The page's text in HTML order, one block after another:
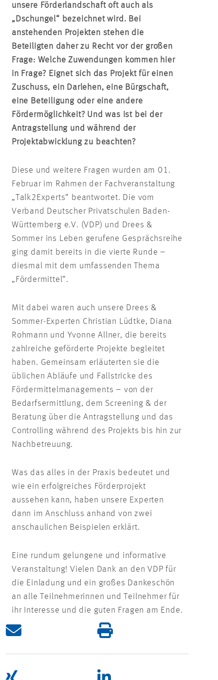
unsere Förderlandschaft oft auch als
„Dschungel“ bezeichnet wird. Bei
anstehenden Projekten stehen die
Beteiligten daher zu Recht vor der großen
Frage: Welche Zuwendungen kommen hier
in Frage? Eignet sich das Projekt für einen
Zuschuss, ein Darlehen, eine Bürgschaft,
eine Beteiligung oder eine andere
Fördermöglichkeit? Und was ist bei der
Antragstellung und während der
Projektabwicklung zu beachten?
Diese und weitere Fragen wurden am 01.
Februar im Rahmen der Fachveranstaltung
„Talk2Experts“ beantwortet. Die vom
Verband Deutscher Privatschulen Baden-
Württemberg e.V. (VDP) und Drees &
Sommer ins Leben gerufene Gesprächsreihe
ging damit bereits in die vierte Runde –
diesmal mit dem umfassenden Thema
„Fördermittel“.
Mit dabei waren auch unsere Drees &
Sommer-Experten Christian Lüdtke, Diana
Rohmann und Yvonne Allner, die bereits
zahlreiche geförderte Projekte begleitet
haben. Gemeinsam erläuterten sie die
üblichen Abläufe und Fallstricke des
Fördermittelmanagements – von der
Bedarfsermittlung, dem Screening & der
Beratung über die Antragstellung und das
Controlling während des Projekts bis hin zur
Nachbetreuung.
Was das alles in der Praxis bedeutet und
wie ein erfolgreiches Förderprojekt
aussehen kann, haben unsere Experten
dann im Anschluss anhand von zwei
anschaulichen Beispielen erklärt.
Eine rundum gelungene und informative
Veranstaltung! Vielen Dank an den VDP für
die Einladung und ein großes Dankeschön
an alle Teilnehmerinnen und Teilnehmer für
ihr Interesse und die guten Fragen am Ende.